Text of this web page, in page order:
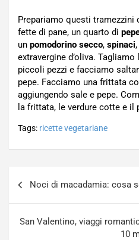
Prepariamo questi tramezzini
fette di pane, un quarto di
un pomodorino secco, spinaci
extravergine d’oliva.
piccoli pezzi e facciamo
pepe. Facciamo una frittata
aggiungendo sale e pepe.
la frittata, le verdure cotte e il
Tags: ricette vegetariane
Noci di macadamia: cosa
San Valentino, viaggi
10